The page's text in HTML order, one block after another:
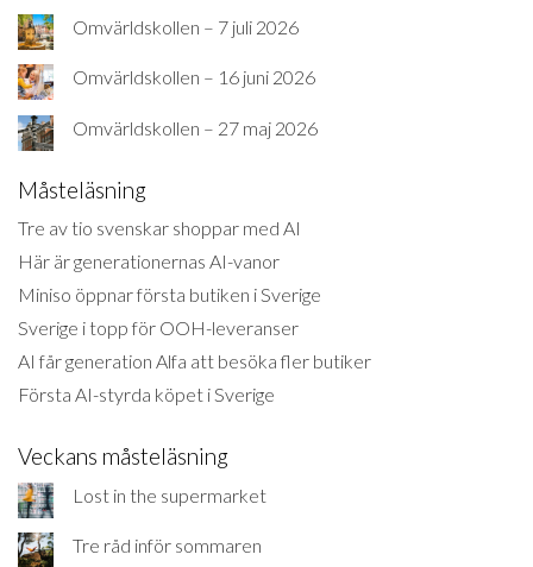
Omvärldskollen – 7 juli 2026
Omvärldskollen – 16 juni 2026
Omvärldskollen – 27 maj 2026
Måsteläsning
Tre av tio svenskar shoppar med AI
Här är generationernas AI-vanor
Miniso öppnar första butiken i Sverige
Sverige i topp för OOH-leveranser
AI får generation Alfa att besöka fler butiker
Första AI-styrda köpet i Sverige
Veckans måsteläsning
Lost in the supermarket
Tre råd inför sommaren